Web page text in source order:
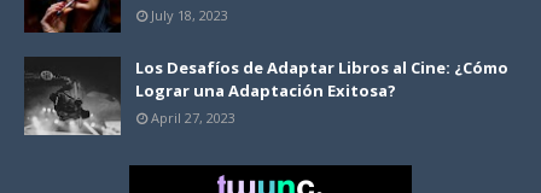
July 18, 2023
Los Desafíos de Adaptar Libros al Cine: ¿Cómo
Lograr una Adaptación Exitosa?
April 27, 2023